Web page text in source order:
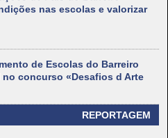
nas escolas e valorizar
de Escolas do Barreiro
concurso «Desafios d Arte
REPORTAGEM